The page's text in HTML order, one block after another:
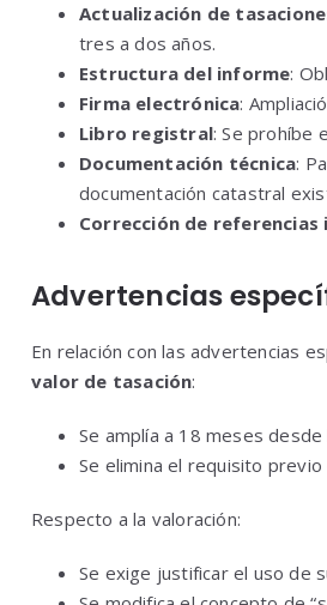
Actualización de
tres a dos años.
Estructura del informe:
Firma electrónica:
Libro registral: Se prohíbe
Documentación técnica:
documentación catastral
Corrección de referencias
Advertencias
En relación con las advertencias
valor de tasación:
Se amplía a 18 meses
Se elimina el requisito
Respecto a la valoración:
Se exige justificar el uso de